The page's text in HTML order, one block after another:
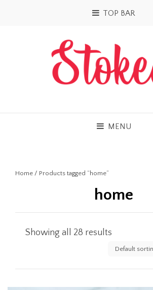
TOP BAR
MENU
Home / Products tagged “home”
home
Showing all 28 results